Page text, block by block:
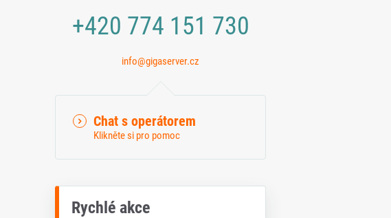
+420 774 151 730
info@gigaserver.cz
Chat s operátorem
Klikněte si pro pomoc
Rychlé akce